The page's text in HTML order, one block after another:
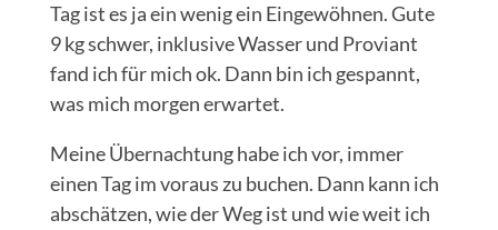
Tag ist es ja ein wenig ein Eingewöhnen. Gute
9 kg schwer, inklusive Wasser und Proviant
fand ich für mich ok. Dann bin ich gespannt,
was mich morgen erwartet.
Meine Übernachtung habe ich vor, immer
einen Tag im voraus zu buchen. Dann kann ich
abschätzen, wie der Weg ist und wie weit ich